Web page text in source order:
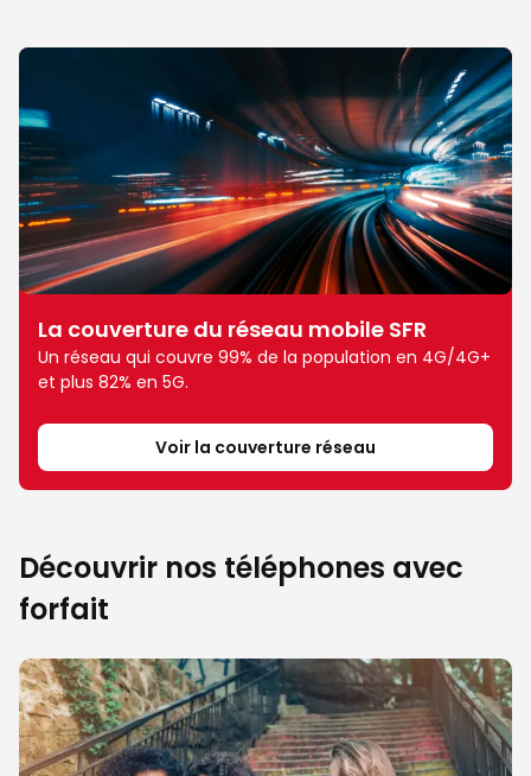
La couverture du réseau mobile SFR
Un réseau qui couvre 99% de la population en 4G/4G+
et plus 82% en 5G.
Voir la couverture réseau
Découvrir nos téléphones avec
forfait